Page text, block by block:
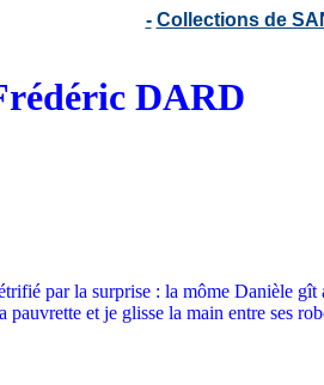
- Collections de
DARD
par la surprise : la môme Danièle
et je glisse la main entre ses